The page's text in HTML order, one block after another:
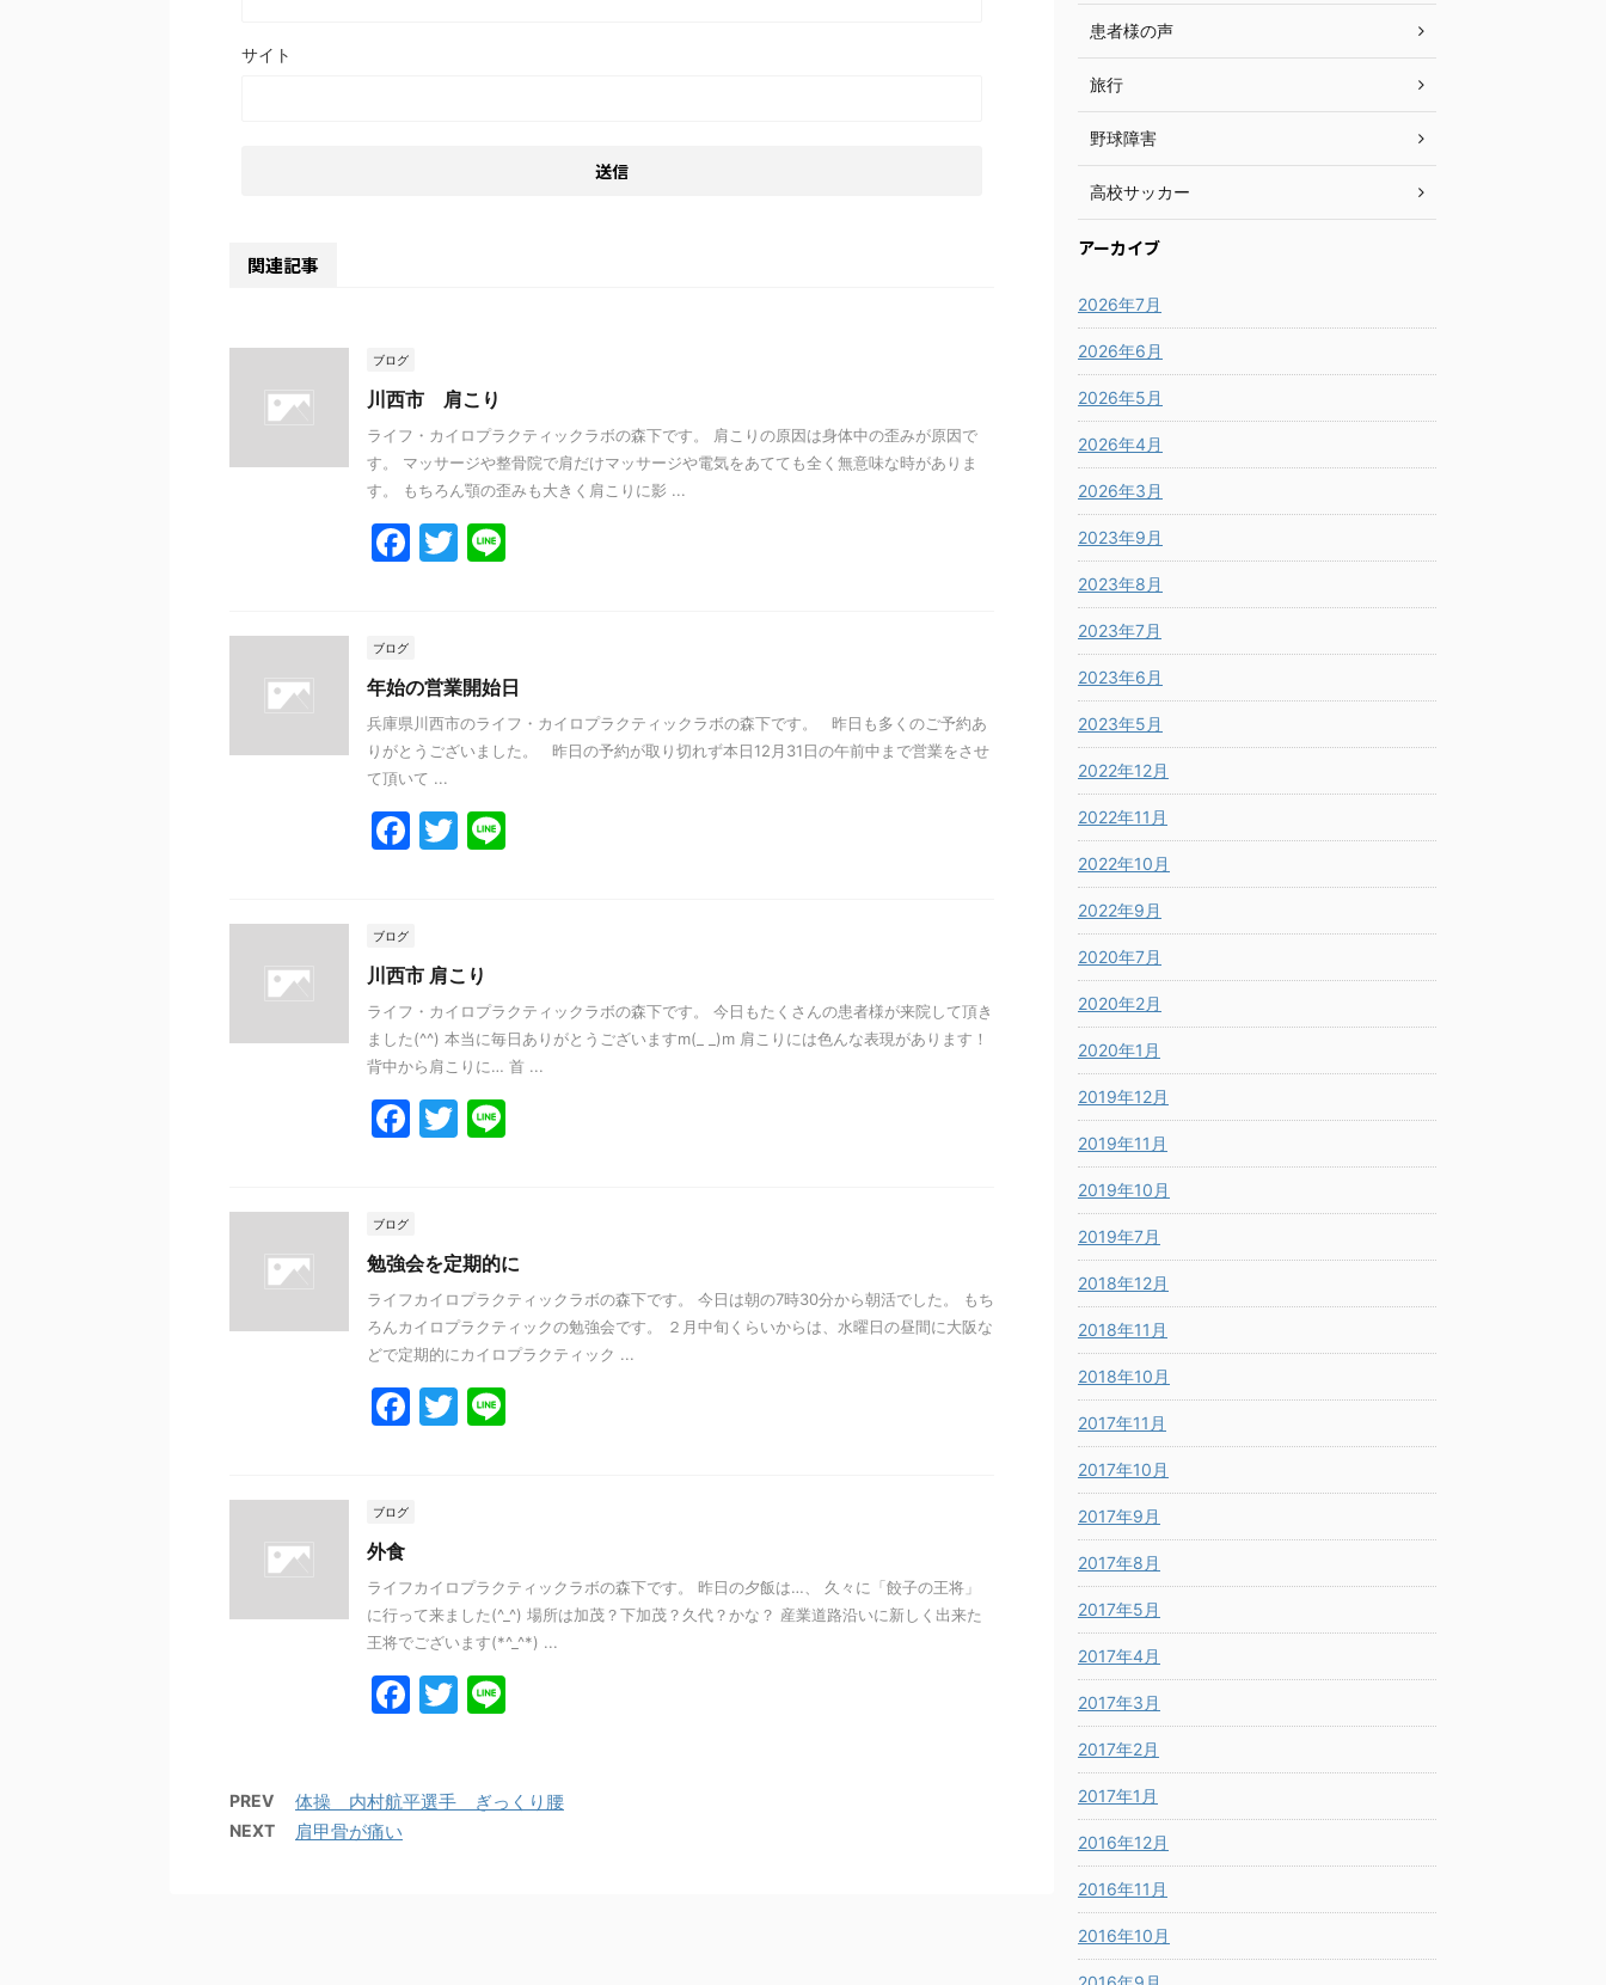
サイト
関連記事
ブログ
川西市 肩こり
ライフ・カイロプラクティックラボの森下です。 肩こりの原因は身体中の歪みが原因で
す。 マッサージや整骨院で肩だけマッサージや電気をあてても全く無意味な時がありま
す。 もちろん顎の歪みも大きく肩こりに影 ...
F
b
o
o
k
T
ブログ
年始の営業開始日
兵庫県川西市のライフ・カイロプラクティックラボの森下です。 昨日も多くのご予約あ
りがとうございました。 昨日の予約が取り切れず本日12月31日の午前中まで営業をさせ
て頂いて ...
F
b
o
o
k
T
ブログ
川西市 肩こり
ライフ・カイロプラクティックラボの森下です。 今日もたくさんの患者様が来院して頂き
ました(^^) 本当に毎日ありがとうございますm(_ _)m 肩こりには色んな表現があります！
背中から肩こりに… 首 ...
F
b
o
o
k
T
ブログ
勉強会を定期的に
ライフカイロプラクティックラボの森下です。 今日は朝の7時30分から朝活でした。 もち
ろんカイロプラクティックの勉強会です。 ２月中旬くらいからは、水曜日の昼間に大阪な
どで定期的にカイロプラクティック ...
F
o
o
k
T
ブログ
外食
ライフカイロプラクティックラボの森下です。 昨日の夕飯は…、 久々に「餃子の王将」
に行って来ました(^_^) 場所は加茂？下加茂？久代？かな？ 産業道路沿いに新しく出来た
王将でございます(*^_^*) ...
F
e
T
er
PREV 体操 内村航平選手 ぎっくり腰
NEXT 肩甲骨が痛い
患者様の声
旅行
野球障害
高校サッカー
アーカイブ
2026年7月
2026年6月
2026年5月
2026年4月
2026年3月
2023年9月
2023年8月
2023年7月
2023年6月
2023年5月
2022年12月
2022年11月
2022年10月
2022年9月
2020年7月
2020年2月
2020年1月
2019年12月
2019年11月
2019年10月
2019年7月
2018年12月
2018年11月
2018年10月
2017年11月
2017年10月
2017年9月
2017年8月
2017年5月
2017年4月
2017年3月
2017年2月
2017年1月
2016年12月
2016年11月
2016年10月